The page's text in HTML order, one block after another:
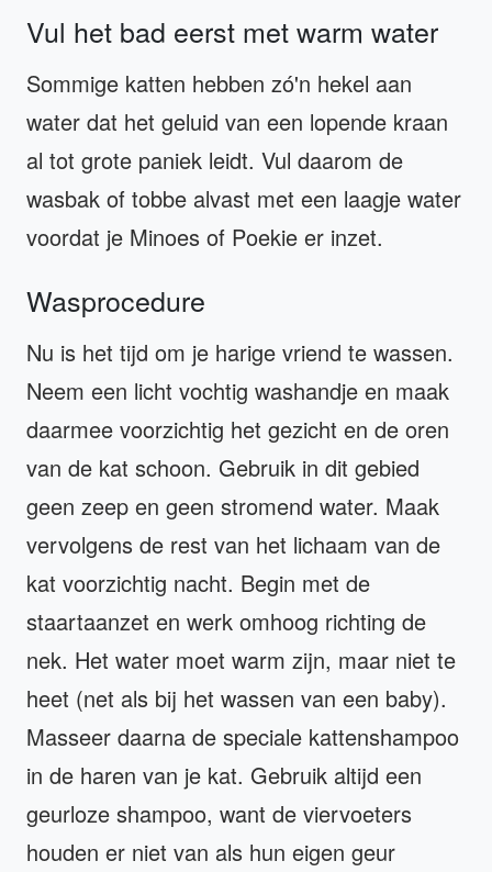
Vul het bad eerst met warm water
Sommige katten hebben zó'n hekel aan
water dat het geluid van een lopende kraan
al tot grote paniek leidt. Vul daarom de
wasbak of tobbe alvast met een laagje water
voordat je Minoes of Poekie er inzet.
Wasprocedure
Nu is het tijd om je harige vriend te wassen.
Neem een licht vochtig washandje en maak
daarmee voorzichtig het gezicht en de oren
van de kat schoon. Gebruik in dit gebied
geen zeep en geen stromend water. Maak
vervolgens de rest van het lichaam van de
kat voorzichtig nacht. Begin met de
staartaanzet en werk omhoog richting de
nek. Het water moet warm zijn, maar niet te
heet (net als bij het wassen van een baby).
Masseer daarna de speciale kattenshampoo
in de haren van je kat. Gebruik altijd een
geurloze shampoo, want de viervoeters
houden er niet van als hun eigen geur